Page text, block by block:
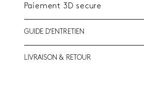
Paiement 3D secure
GUIDE D'ENTRETIEN
LIVRAISON & RETOUR